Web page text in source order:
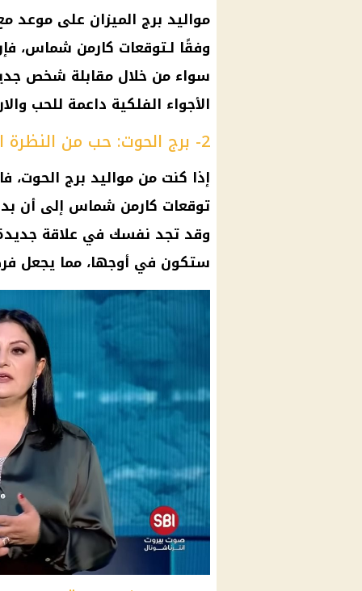
مواليد برج الميزان على موعد
وفقًا لـتوقعات كارمن شماس،
سواء من خلال مقابلة شخص
الأجواء الفلكية داعمة للحب
2- برج الحوت: حب من النظرة الأولى
إذا كنت من مواليد برج
توقعات كارمن شماس إلى أن
وقد تجد نفسك في علاقة جديدة
ستكون في أوجها، مما يجعل